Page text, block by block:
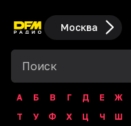
Москва
А Б В Г Д Е Ж
Т
У Ф Х Ц Ч Ш